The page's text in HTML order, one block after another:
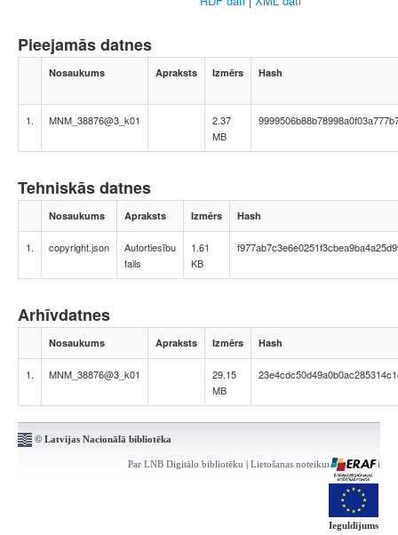
Pieejamās datnes
Nosaukums Apraksts Izmērs Hash
1. MNM_38876@3_k01
2.37
MB
Tehniskās datnes
Nosaukums Apraksts Izmērs Hash
1. copyright.json
Autortiesību
fails
1.61
KB
Arhīvdatnes
Nosaukums Apraksts Izmērs Hash
1. MNM_38876@3_k01
29.15
MB
© Latvijas Nacionālā bibliotēka
Par LNB Digitālo bibliotēku | Lietošanas noteikumi | Kontakti
Ieguldījums